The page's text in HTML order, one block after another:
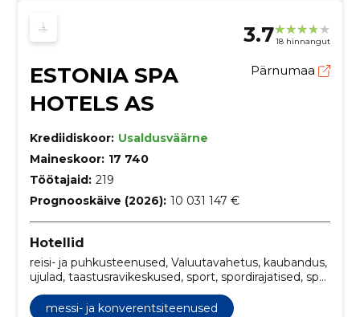
3.718 hinnangut
ESTONIA SPA
HOTELS AS
Pärnumaa
Krediidiskoor: Usaldusväärne
Maineskoor: 17 740
Töötajaid: 219
Prognooskäive (2026): 10 031 147 €
Hotellid
reisi- ja puhkusteenused, Valuutavahetus, kaubandus,
ujulad, taastusravikeskused, sport, spordirajatised, spa-
ja veekeskused, reisimine ja matkamine,
konverentsiteenused ja -tehnika
messi- ja konverentsiteenused